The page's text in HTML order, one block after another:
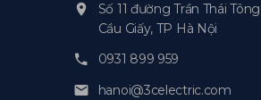
Số 11 đường Trần Thái
Cầu Giấy, TP Hà Nội
0931 899 959
hanoi@3celectric.com